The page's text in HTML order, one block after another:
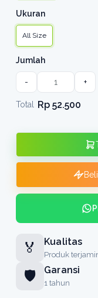
Ukuran
All Size
Jumlah
- +
Total Rp 52.500
🏅 Kualitas
Produk
🛡️ Garansi
1 tahun